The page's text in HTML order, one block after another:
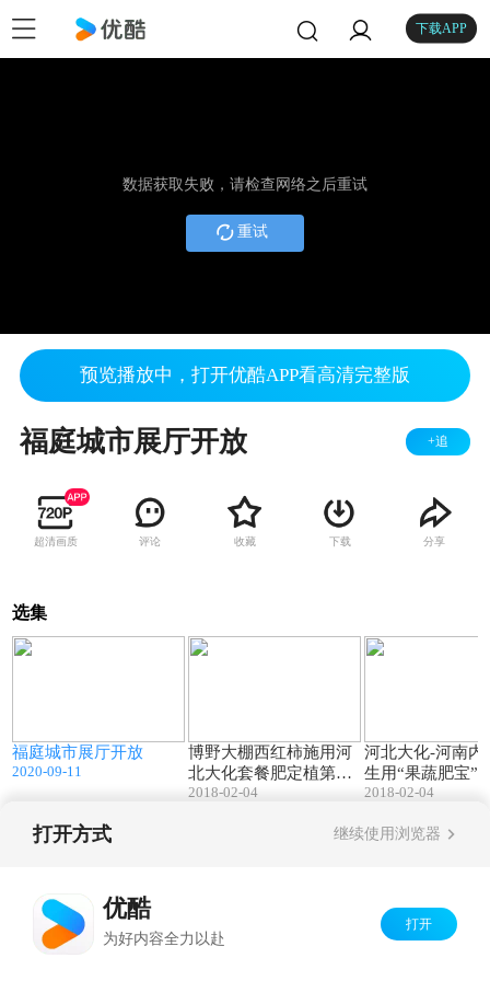
下载APP
数据获取失败，请检查网络之后重试
重试
预览播放中，打开优酷APP看高清完整版
福庭城市展厅开放 +追
超清画质 评论 收藏 下载 分享
选集
福庭城市展厅开放
2020-09-11
博野大棚西红柿施用河
北大化套餐肥定植第三
天根系
2018-02-04
河北大化-河南内
生用“果蔬肥宝”
丰收
2018-02-04
打开方式 继续使用浏览器
优酷
为好内容全力以赴
打开